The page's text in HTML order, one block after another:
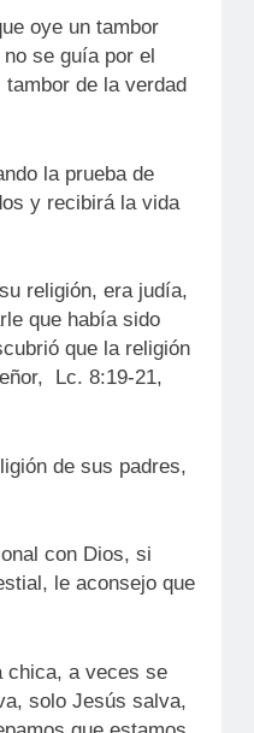
oye un tambor
se guía por el
de la verdad
la prueba de
y recibirá la vida
religión, era judía,
que había sido
que la religión
Lc. 8:19-21,
de sus padres,
con Dios, si
le aconsejo que
chica, a veces se
solo Jesús salva,